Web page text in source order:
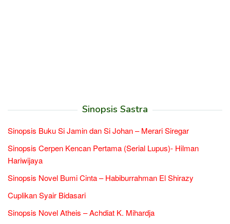
Sinopsis Sastra
Sinopsis Buku Si Jamin dan Si Johan – Merari Siregar
Sinopsis Cerpen Kencan Pertama (Serial Lupus)- Hilman
Hariwijaya
Sinopsis Novel Bumi Cinta – Habiburrahman El Shirazy
Cuplikan Syair Bidasari
Sinopsis Novel Atheis – Achdiat K. Mihardja